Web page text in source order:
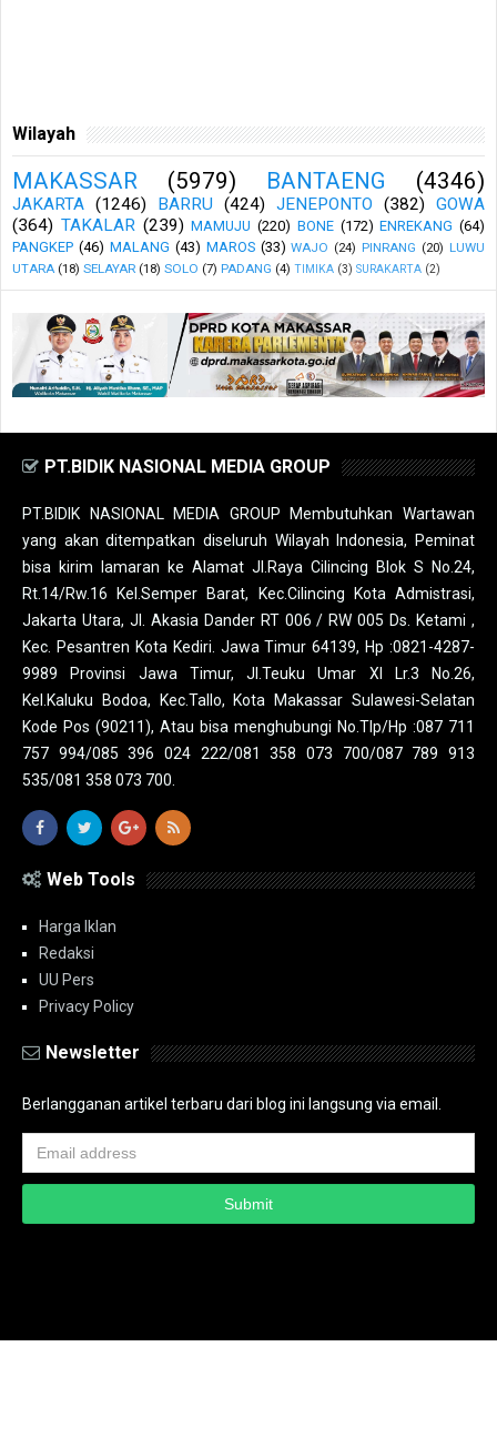
Wilayah
MAKASSAR (5979) BANTAENG (4346)
JAKARTA (1246) BARRU (424) JENEPONTO (382)
GOWA
(364) TAKALAR (239) MAMUJU (220) BONE (172) ENREKANG (64)
PANGKEP (46) MALANG (43) MAROS (33) WAJO (24) PINRANG (20) LUWU
UTARA (18) SELAYAR (18) SOLO (7) PADANG (4) TIMIKA (3) SURAKARTA (2)
PT.BIDIK NASIONAL MEDIA GROUP
PT.BIDIK NASIONAL MEDIA GROUP Membutuhkan Wartawan
yang akan ditempatkan diseluruh Wilayah Indonesia, Peminat
bisa kirim lamaran ke Alamat Jl.Raya Cilincing Blok S No.24,
Rt.14/Rw.16 Kel.Semper Barat, Kec.Cilincing Kota Admistrasi,
Jakarta Utara, Jl. Akasia Dander RT 006 / RW 005 Ds. Ketami ,
Kec. Pesantren Kota Kediri. Jawa Timur 64139, Hp :0821-4287-
9989 Provinsi Jawa Timur, Jl.Teuku Umar XI Lr.3 No.26,
Kel.Kaluku Bodoa, Kec.Tallo, Kota Makassar Sulawesi-Selatan
Kode Pos (90211), Atau bisa menghubungi No.Tlp/Hp :087 711
757 994/085 396 024 222/081 358 073 700/087 789 913
535/081 358 073 700.
Web Tools
Harga Iklan
Redaksi
UU Pers
Privacy Policy
Newsletter
Berlangganan artikel terbaru dari blog ini langsung via email.